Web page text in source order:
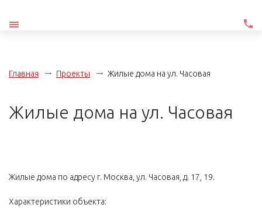
Главная Проекты Жилые дома на ул. Часовая
Жилые дома на ул. Часовая
Жилые дома по адресу г. Москва, ул. Часовая, д. 17, 19.
Характеристики объекта: